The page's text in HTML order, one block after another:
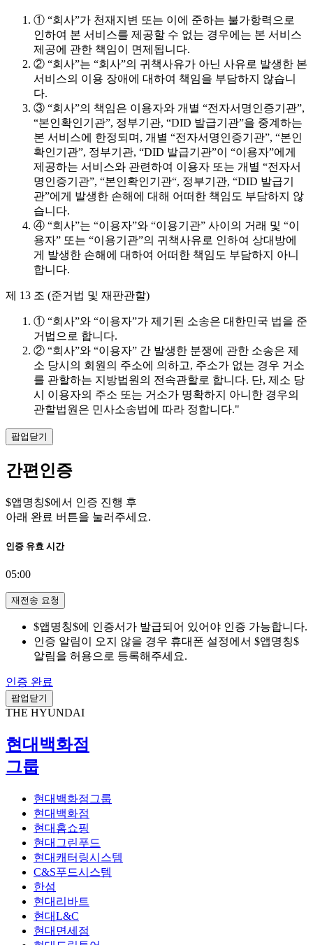
① “회사”가 천재지변 또는 이에 준하는 불가항력으로
인하여 본 서비스를 제공할 수 없는 경우에는 본 서비스
제공에 관한 책임이 면제됩니다.
② “회사”는 “회사”의 귀책사유가 아닌 사유로 발생한 본
서비스의 이용 장애에 대하여 책임을 부담하지 않습니
다.
③ “회사”의 책임은 이용자와 개별 “전자서명인증기관”,
“본인확인기관”, 정부기관, “DID 발급기관”을 중계하는
본 서비스에 한정되며, 개별 “전자서명인증기관”, “본인
확인기관”, 정부기관, “DID 발급기관”이 “이용자”에게
제공하는 서비스와 관련하여 이용자 또는 개별 “전자서
명인증기관”, “본인확인기관“, 정부기관, “DID 발급기
관”에게 발생한 손해에 대해 어떠한 책임도 부담하지 않
습니다.
④ “회사”는 “이용자”와 “이용기관” 사이의 거래 및 “이
용자” 또는 “이용기관”의 귀책사유로 인하여 상대방에
게 발생한 손해에 대하여 어떠한 책임도 부담하지 아니
합니다.
제 13 조 (준거법 및 재판관할)
① “회사”와 “이용자”가 제기된 소송은 대한민국 법을 준
거법으로 합니다.
② “회사”와 “이용자” 간 발생한 분쟁에 관한 소송은 제
소 당시의 회원의 주소에 의하고, 주소가 없는 경우 거소
를 관할하는 지방법원의 전속관할로 합니다. 단, 제소 당
시 이용자의 주소 또는 거소가 명확하지 아니한 경우의
관할법원은 민사소송법에 따라 정합니다."
팝업닫기
간편인증
$앱명칭$에서 인증 진행 후
아래 완료 버튼을 눌러주세요.
인증 유효 시간
05:00
재전송 요청
$앱명칭$에 인증서가 발급되어 있어야 인증 가능합니다.
인증 알림이 오지 않을 경우 휴대폰 설정에서 $앱명칭$
알림을 허용으로 등록해주세요.
인증 완료
팝업닫기
THE HYUNDAI
현대백화점
그룹
현대백화점그룹
현대백화점
현대홈쇼핑
현대그린푸드
현대캐터링시스템
C&S푸드시스템
한섬
현대리바트
현대L&C
현대면세점